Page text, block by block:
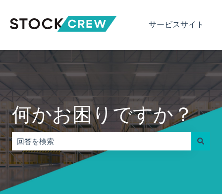
サービスサイト
何かお困りですか？
検索フィールドが空なので、候補はありません。